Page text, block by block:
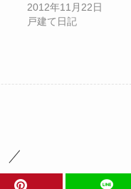
2012年11月22日
戸建て日記